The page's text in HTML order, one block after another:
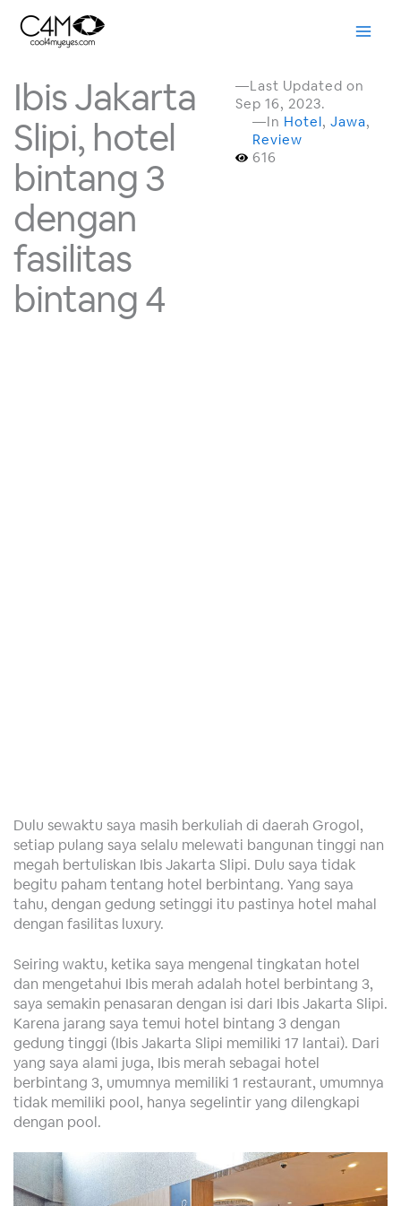
content
Ibis Jakarta
Slipi, hotel
bintang 3
dengan
fasilitas
bintang 4
—Last Updated on
Sep 16, 2023.
—In Hotel,Jawa,
Review
616
Dulu sewaktu saya masih berkuliah di daerah Grogol,
setiap pulang saya selalu melewati bangunan tinggi nan
megah bertuliskan Ibis Jakarta Slipi. Dulu saya tidak
begitu paham tentang hotel berbintang. Yang saya
tahu, dengan gedung setinggi itu pastinya hotel mahal
dengan fasilitas luxury.
Seiring waktu, ketika saya mengenal tingkatan hotel
dan mengetahui Ibis merah adalah hotel berbintang 3,
saya semakin penasaran dengan isi dari Ibis Jakarta Slipi.
Karena jarang saya temui hotel bintang 3 dengan
gedung tinggi (Ibis Jakarta Slipi memiliki 17 lantai). Dari
yang saya alami juga, Ibis merah sebagai hotel
berbintang 3, umumnya memiliki 1 restaurant, umumnya
tidak memiliki pool, hanya segelintir yang dilengkapi
dengan pool.